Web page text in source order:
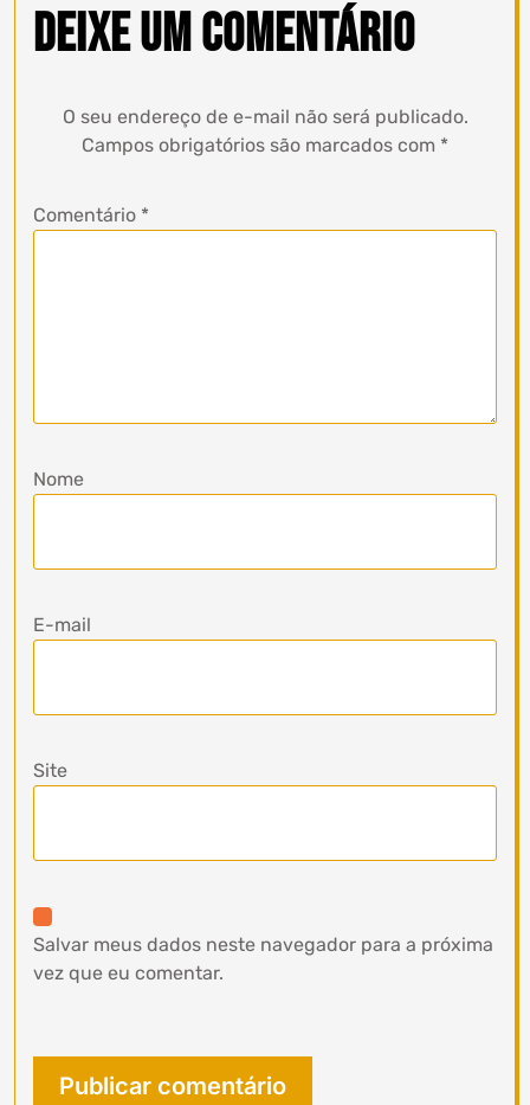
Deixe um comentário
O seu endereço de e-mail não será publicado.
Campos obrigatórios são marcados com *
Comentário *
Nome
E-mail
Site
Salvar meus dados neste navegador para a próxima
vez que eu comentar.